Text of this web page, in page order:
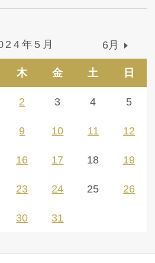
年5月
木 金 土 日
6月
2 3 4 5
9 10 11 12
16 17 18 19
23 24 25 26
30 31